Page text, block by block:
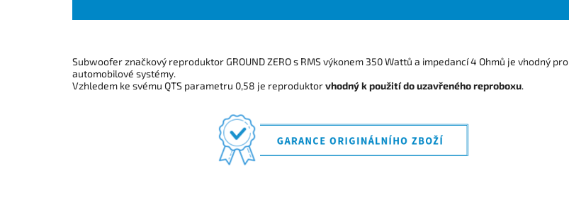
Subwoofer značkový reproduktor GROUND ZERO s RMS výkonem 350 Wattů a impedancí 4 Ohmů je vhodný pro
automobilové systémy.
Vzhledem ke svému QTS parametru 0,58 je reproduktorvhodný k použití do uzavřeného reproboxu.